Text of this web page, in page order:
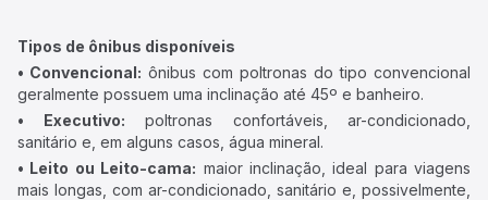
Tipos de ônibus disponíveis
• Convencional: ônibus com poltronas do tipo convencional
geralmente possuem uma inclinação até 45º e banheiro.
• Executivo: poltronas confortáveis, ar-condicionado,
sanitário e, em alguns casos, água mineral.
• Leito ou Leito-cama: maior inclinação, ideal para viagens
mais longas, com ar-condicionado, sanitário e, possivelmente,